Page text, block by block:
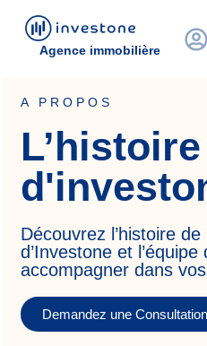
Agence immobilière
A PROPOS
L’histoire
Découvrez l’histoire
d’Investone et
accompagner dans
Demandez une Consultation